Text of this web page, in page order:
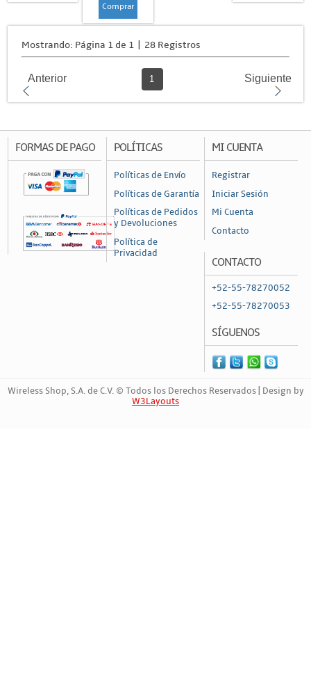
Comprar
Mostrando: Página 1 de 1 | 28 Registros
Anterior 1 Siguiente
FORMAS DE PAGO POLÍTICAS
Políticas de Envío
Políticas de Garantía
Políticas de Pedidos
y Devoluciones
Política de
Privacidad
MI CUENTA
Registrar
Iniciar Sesión
Mi Cuenta
Contacto
CONTACTO
+52-55-78270052
+52-55-78270053
SÍGUENOS
Wireless Shop, S.A. de C.V. © Todos los Derechos Reservados | Design by
W3Layouts